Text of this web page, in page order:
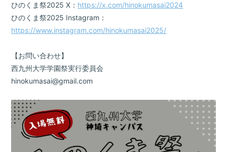
会員登録 ログイン
BLOG
ひのくま祭2025 X： https://x.com/hinokumasai2024
ひのくま祭2025 Instagram：
https://www.instagram.com/hinokumasai2025/
【お問い合わせ】
西九州大学学園祭実行委員会
hinokumasai@gmail.com